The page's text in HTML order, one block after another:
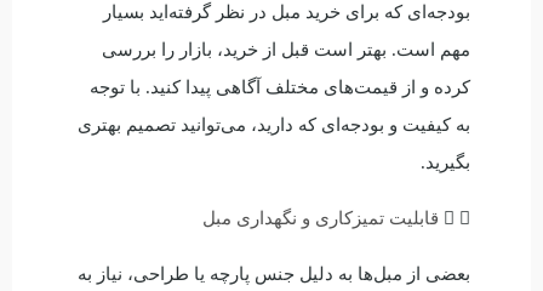
بودجه‌ای که برای خرید مبل در نظر گرفته‌اید بسیار
مهم است. بهتر است قبل از خرید، بازار را بررسی
کرده و از قیمت‌های مختلف آگاهی پیدا کنید. با توجه
به کیفیت و بودجه‌ای که دارید، می‌توانید تصمیم بهتری
بگیرید.
قابلیت تمیزکاری و نگهداری مبل
بعضی از مبل‌ها به دلیل جنس پارچه یا طراحی، نیاز به